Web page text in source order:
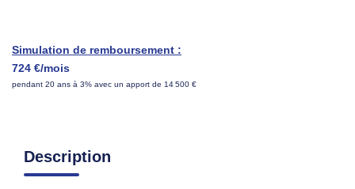
Simulation de remboursement :
724 €/mois
pendant 20 ans à 3% avec un apport de 14 500 €
Description